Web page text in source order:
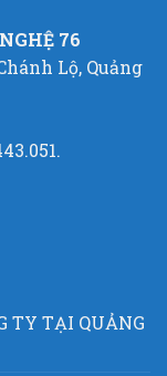
76
Lộ, Quảng
TY TẠI QUẢNG